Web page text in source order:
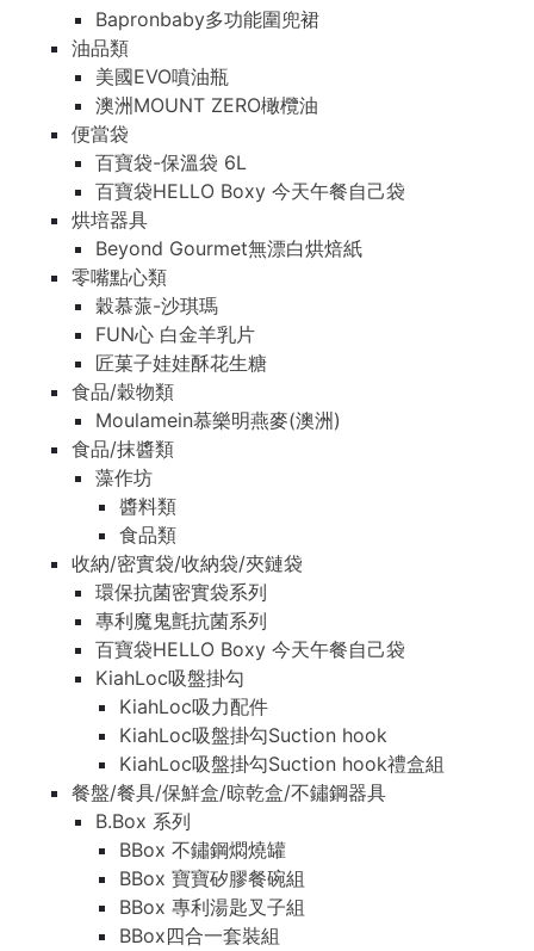
Bapronbaby多功能圍兜裙
油品類
美國EVO噴油瓶
澳洲MOUNT ZERO橄欖油
便當袋
百寶袋-保溫袋 6L
百寶袋HELLO Boxy 今天午餐自己袋
烘培器具
Beyond Gourmet無漂白烘焙紙
零嘴點心類
穀慕蒎-沙琪瑪
FUN心 白金羊乳片
匠菓子娃娃酥花生糖
食品/穀物類
Moulamein慕樂明燕麥(澳洲)
食品/抹醬類
藻作坊
醬料類
食品類
收納/密實袋/收納袋/夾鏈袋
環保抗菌密實袋系列
專利魔鬼氈抗菌系列
百寶袋HELLO Boxy 今天午餐自己袋
KiahLoc吸盤掛勾
KiahLoc吸力配件
KiahLoc吸盤掛勾Suction hook
KiahLoc吸盤掛勾Suction hook禮盒組
餐盤/餐具/保鮮盒/晾乾盒/不鏽鋼器具
B.Box 系列
BBox 不鏽鋼燜燒罐
BBox 寶寶矽膠餐碗組
BBox 專利湯匙叉子組
BBox四合一套裝組